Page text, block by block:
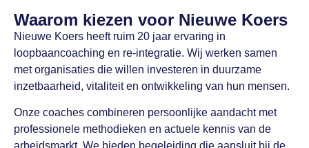
Waarom kiezen voor Nieuwe Koers
Nieuwe Koers heeft ruim 20 jaar ervaring in
loopbaancoaching en re-integratie. Wij werken samen
met organisaties die willen investeren in duurzame
inzetbaarheid, vitaliteit en ontwikkeling van hun mensen.
Onze coaches combineren persoonlijke aandacht met
professionele methodieken en actuele kennis van de